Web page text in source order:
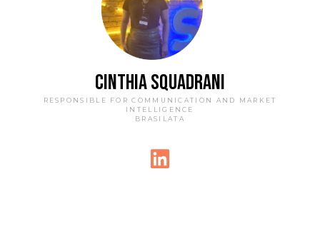
CINTHIA SQUADRANI
RESPONSIBLE FOR COMMUNICATION AND MARKET
INTELLIGENCE
BRASILATA